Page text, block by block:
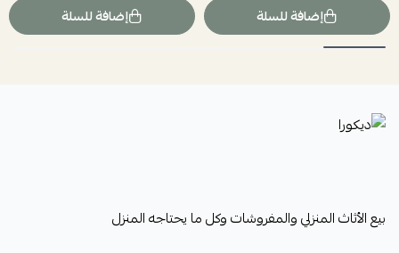
إضافة للسلة إضافة للسلة
ديكورا
بيع الأثاث المنزلي والمفروشات وكل ما يحتاجه المنزل